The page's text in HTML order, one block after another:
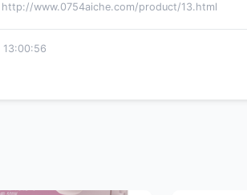
http://www.0754aiche.com/product/13.html